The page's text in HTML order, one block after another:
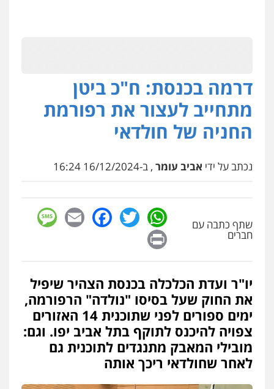
דרמה בכנסת: ח"כ ביטן
מתחייב לעצור את רפורמת
החניה של חולדאי
נכתב על ידי אביב עומר , ב-16/12/2024 16:24
שתף כתבה עם
חברים
WhatsApp
Twitter
Facebook
Email
יו"ר ועדת הכלכלה בכנסת הצהיר שיפיל
את החוק שעל בסיסו "נולדה" הרפורמה,
ימים ספורים לפני שתוכנית 14 האזורים
צפויה להיכנס לתוקף בתל אביב יפו. וגם:
מובילי המאבק מתנגדים לתוכנית גם
לאחר שחולדאי ריכך אותה